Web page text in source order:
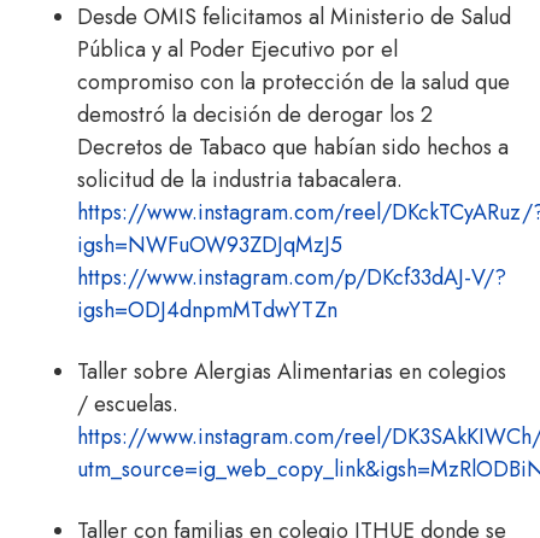
Desde OMIS felicitamos al Ministerio de Salud
Pública y al Poder Ejecutivo por el
compromiso con la protección de la salud que
demostró la decisión de derogar los 2
Decretos de Tabaco que habían sido hechos a
solicitud de la industria tabacalera.
https://www.instagram.com/reel/DKckTCyARuz/
igsh=NWFuOW93ZDJqMzJ5
https://www.instagram.com/p/DKcf33dAJ-V/?
igsh=ODJ4dnpmMTdwYTZn
Taller sobre Alergias Alimentarias en colegios
/ escuelas.
https://www.instagram.com/reel/
Taller con familias en colegio ITHUE donde se